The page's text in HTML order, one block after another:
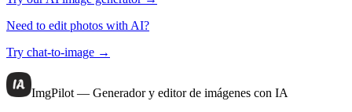
Need to edit photos with AI?
Try chat-to-image →
ImgPilot — Generador y editor de imágenes con IA